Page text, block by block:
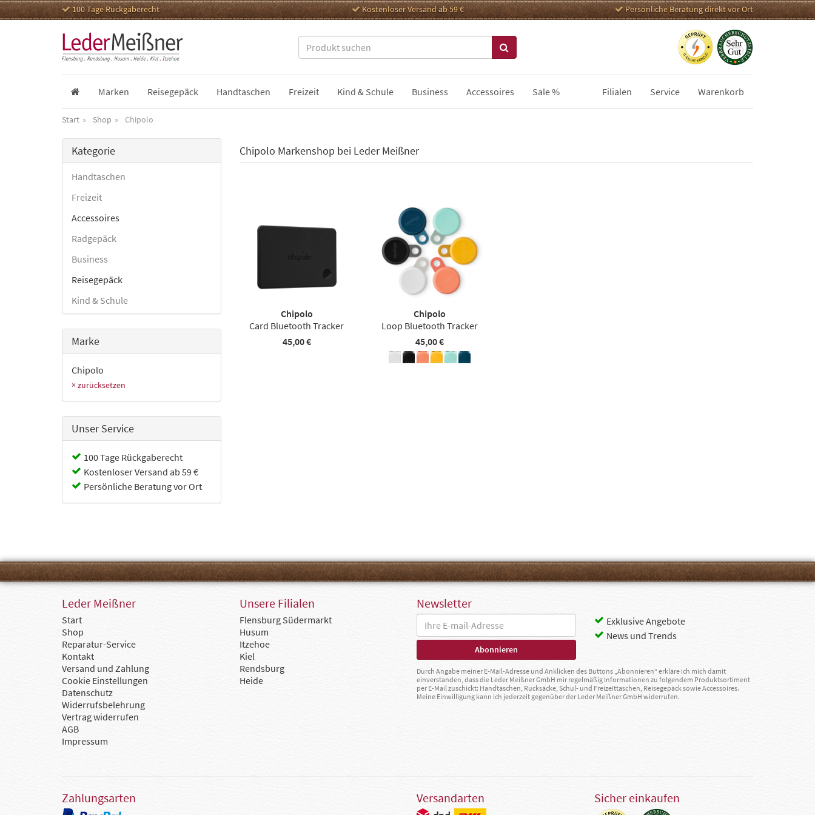
100 Tage Rückgaberecht Kostenloser Versand ab 59 € Persönliche Beratung direkt vor Ort
Marken Reisegepäck Handtaschen Freizeit Kind & Schule Business Accessoires Sale % Filialen Service Warenkorb
Start Shop Chipolo
Kategorie
Handtaschen
Freizeit
Accessoires
Radgepäck
Business
Reisegepäck
Kind & Schule
Marke
Chipolo
× zurücksetzen
Unser Service
100 Tage Rückgaberecht
Kostenloser Versand ab 59 €
Persönliche Beratung vor Ort
Chipolo Markenshop bei Leder Meißner
Chipolo
Card Bluetooth Tracker
45,00 €
Chipolo
Loop Bluetooth Tracker
45,00 €
Leder Meißner
Start
Shop
Reparatur-Service
Kontakt
Versand und Zahlung
Cookie Einstellungen
Datenschutz
Widerrufsbelehrung
Vertrag widerrufen
AGB
Impressum
Unsere Filialen
Flensburg Südermarkt
Husum
Itzehoe
Kiel
Rendsburg
Heide
Newsletter
Exklusive Angebote
News und Trends
Durch Angabe meiner E-Mail-Adresse und Anklicken des Buttons „Abonnieren“ erkläre ich mich damit
einverstanden, dass die Leder Meißner GmbH mir regelmäßig Informationen zu folgendem Produktsortiment
per E-Mail zuschickt: Handtaschen, Rucksäcke, Schul- und Freizeittaschen, Reisegepäck sowie Accessoires.
Meine Einwilligung kann ich jederzeit gegenüber der Leder Meißner GmbH widerrufen.
Zahlungsarten Versandarten Sicher einkaufen